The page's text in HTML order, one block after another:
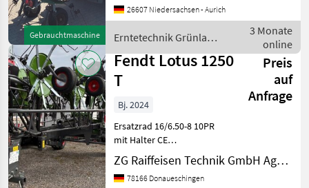
Gebrauchtmaschine
Transportbreite: 2, 9m -
Leistungsbedarf: 70 kW -
Anz
26607 Niedersachsen - Aurich
Erntetechnik Grünland
/ Fendt
3 Monate
online
Fendt Lotus 1250
T
Preis
auf
Anfrage
Bj. 2024
Ersatzrad 16/6.50-8 10PR
mit Halter CE
Ausstattungspaket
Standardgelenkwelle
montiert Erntetechnik
ZG Raiffeisen Technik GmbH Agrartechnik Donaueschingen
78166 Donaueschingen